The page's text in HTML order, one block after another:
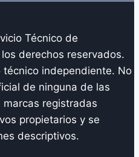
Técnico de
derechos reservados.
técnico independiente. No
de ninguna de las
registradas
propietarios y se
descriptivos.